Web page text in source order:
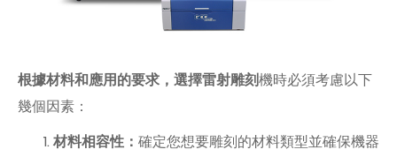
根據材料和應用的要求，選擇雷射雕刻機時必須考慮以下
幾個因素：
材料相容性： 確定您想要雕刻的材料類型並確保機器